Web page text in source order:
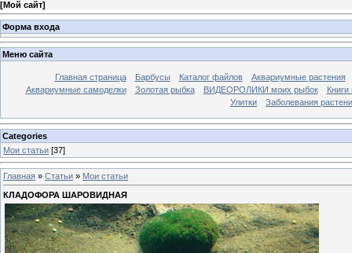
[Мой сайт]
Форма входа
Меню сайта
Главная страница Барбусы Каталог файлов
Аквариумные растения
Аквариумные самоделки
Золотая рыбка ВИДЕОРОЛИКИ моих рыбок
Улитки
Заболевания
Categories
Мои статьи [37]
Главная » Статьи » Мои статьи
КЛАДОФОРА ШАРОВИДНАЯ